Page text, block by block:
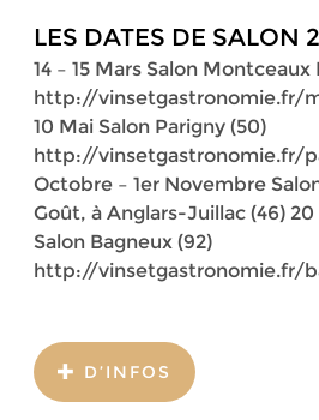
LES DATES DE SALON
14 – 15 Mars Salon Montceaux
http://vinsetgastronomie.fr/
10 Mai Salon Parigny (50)
http://vinsetgastronomie.fr/
Octobre – 1er Novembre
Goût, à Anglars-Juillac (46)
Salon Bagneux (92)
http://vinsetgastronomie.fr/
D’INFOS